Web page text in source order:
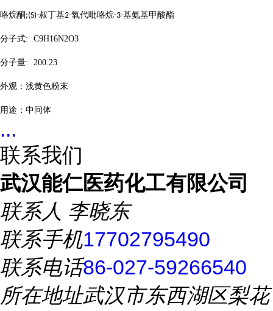
咯烷酮 ;(S)-叔丁基2-氧代吡咯烷-3-基氨基甲酸酯
分子式: C9H16N2O3
分子量: 200.23
外观：浅黄色粉末
用途：中间体
...
联系我们
武汉能仁医药化工有限公司
联系人 李晓东
联系手机17702795490
联系电话86-027-59266540
所在地址武汉市东西湖区梨花